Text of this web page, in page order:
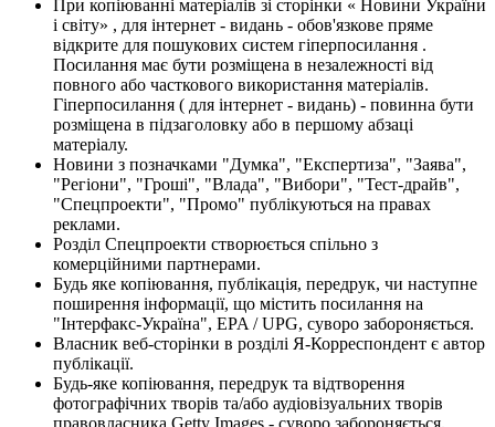
При копіюванні матеріалів зі сторінки « Новини України
і світу» , для інтернет - видань - обов'язкове пряме
відкрите для пошукових систем гіперпосилання .
Посилання має бути розміщена в незалежності від
повного або часткового використання матеріалів.
Гіперпосилання ( для інтернет - видань) - повинна бути
розміщена в підзаголовку або в першому абзаці
матеріалу.
Новини з позначками "Думка", "Експертиза", "Заява",
"Регіони", "Гроші", "Влада", "Вибори", "Тест-драйв",
"Спецпроекти", "Промо" публікуються на правах
реклами.
Розділ Спецпроекти створюється спільно з
комерційними партнерами.
Будь яке копіювання, публікація, передрук, чи наступне
поширення інформації, що містить посилання на
"Інтерфакс-Україна", EPA / UPG, суворо забороняється.
Власник веб-сторінки в розділі Я-Корреспондент є автор
публікації.
Будь-яке копіювання, передрук та відтворення
фотографічних творів та/або аудіовізуальних творів
правовласника Getty Images - суворо забороняється.